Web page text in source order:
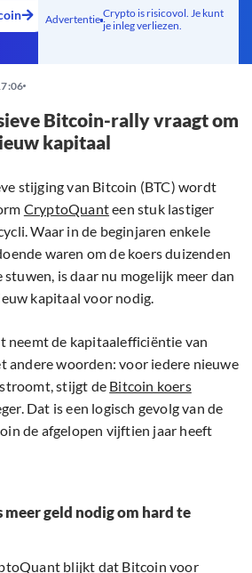
Advertentie Crypto is risicovol. Je kunt
je inleg verliezen.
Bitcoin-rally vraagt om
kapitaal
stijging van Bitcoin (BTC) wordt
CryptoQuanteen stuk lastiger
Waar in de beginjaren enkele
waren om de koers duizenden
is daar nu mogelijk meer dan
kapitaal voor nodig.
neemt de kapitaalefficiëntie van
andere woorden: voor iedere nieuwe
stijgt de Bitcoin koers
Dat is een logisch gevolg van de
de afgelopen vijftien jaar heeft
geld nodig om hard te
blijkt dat Bitcoin voor